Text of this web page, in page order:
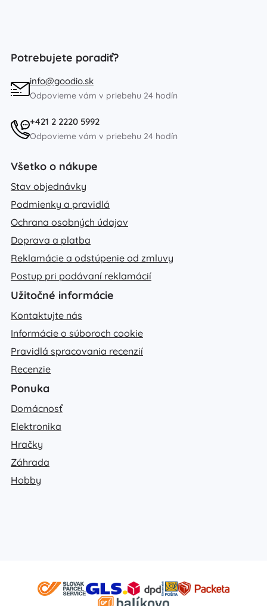
Potrebujete poradiť?
info@goodio.sk
Odpovieme vám v priebehu 24 hodín
+421 2 2220 5992
Odpovieme vám v priebehu 24 hodín
Všetko o nákupe
Stav objednávky
Podmienky a pravidlá
Ochrana osobných údajov
Doprava a platba
Reklamácie a odstúpenie od zmluvy
Postup pri podávaní reklamácií
Užitočné informácie
Kontaktujte nás
Informácie o súboroch cookie
Pravidlá spracovania recenzií
Recenzie
Ponuka
Domácnosť
Elektronika
Hračky
Záhrada
Hobby